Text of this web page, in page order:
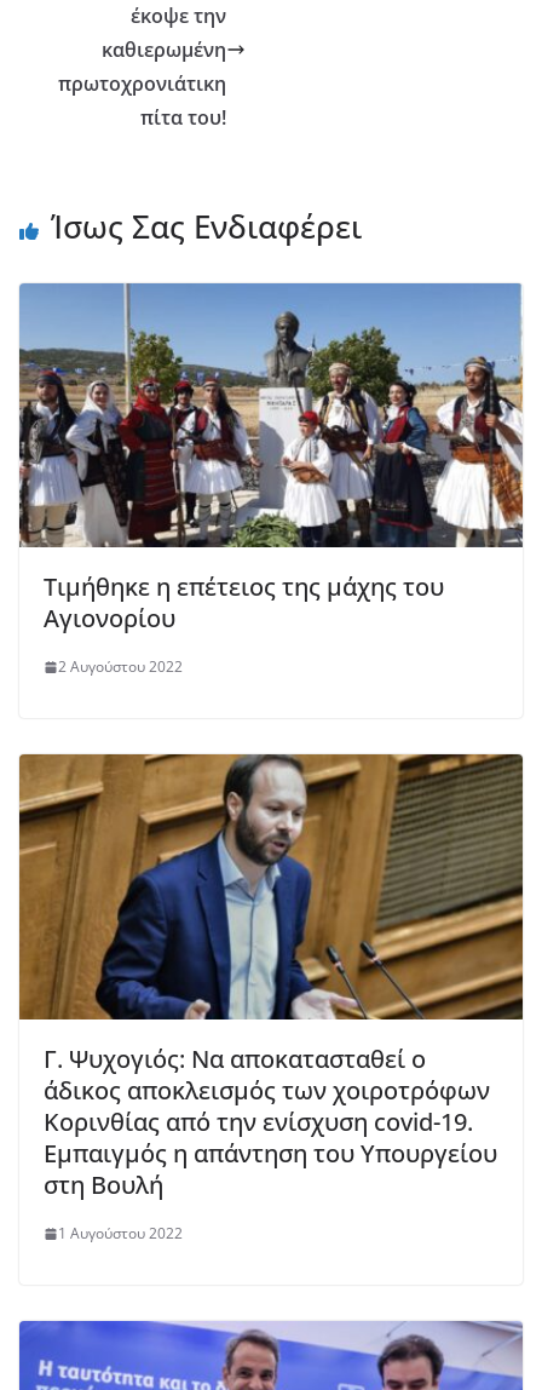
έκοψε την
καθιερωμένη
πρωτοχρονιάτικη
πίτα του!
Ίσως Σας Ενδιαφέρει
Τιμήθηκε η επέτειος της μάχης του
Αγιονορίου
2 Αυγούστου 2022
Γ. Ψυχογιός: Να αποκατασταθεί ο
άδικος αποκλεισμός των χοιροτρόφων
Κορινθίας από την ενίσχυση covid-19.
Εμπαιγμός η απάντηση του Υπουργείου
στη Βουλή
1 Αυγούστου 2022